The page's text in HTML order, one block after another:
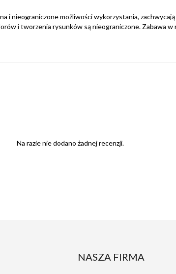
i nieograniczone możliwości wykorzystania,
i tworzenia rysunków są nieograniczone. Zabawa
Na razie nie dodano żadnej recenzji.
NASZA FIRMA